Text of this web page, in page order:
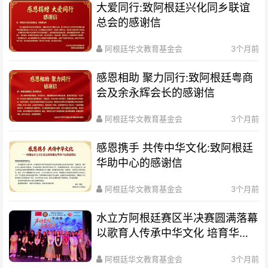
大爱同行:致阿根廷兴化同乡联谊
总会的感谢信
阿根廷华文教育基金会 3个月前
感恩相助 聚力同行:致阿根廷粤商
会及余永辉会长的感谢信
阿根廷华文教育基金会 3个月前
感恩携手 共传中华文化:致阿根廷
华助中心的感谢信
阿根廷华文教育基金会 3个月前
水立方阿根廷赛区半决赛圆满落幕
以歌育人传承中华文化 培育华裔
阿根廷华文教育基金会 3个月前